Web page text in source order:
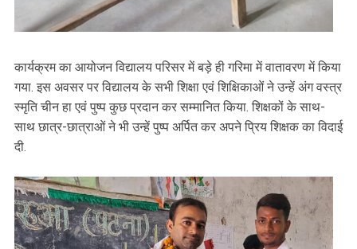
कार्यक्रम का आयोजन विद्यालय परिसर में बड़े ही गरिमा में वातावरण में किया
गया. इस अवसर पर विद्यालय के सभी शिक्षा एवं शिक्षिकाओं ने उन्हें अंग वस्त्र
स्मृति चीन हा एवं पुष्प कुछ प्रदान कर सम्मानित किया. शिक्षकों के साथ-
साथ छात्र-छात्राओं ने भी उन्हें पुष्प अर्पित कर अपने प्रिय शिक्षक का विदाई
दी.